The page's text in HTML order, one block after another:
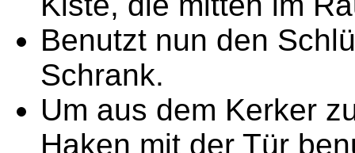
Benutzt nun den
Schrank.
Um aus dem Kerker
Haken mit der Tür